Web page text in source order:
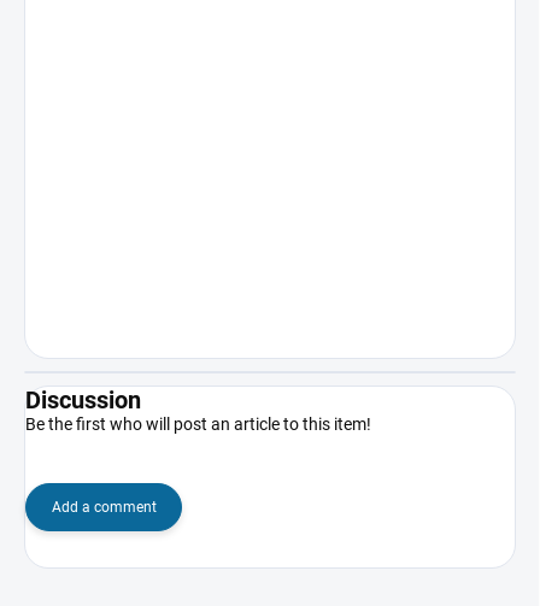
Discussion
Be the first who will post an article to this item!
Add a comment